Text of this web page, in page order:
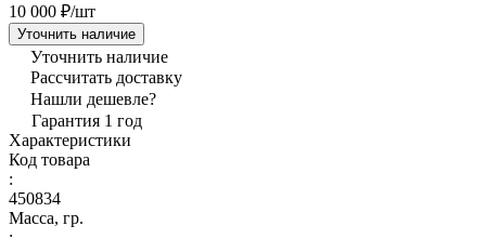
10 000 ₽/шт
Уточнить наличие
Уточнить наличие
Рассчитать доставку
Нашли дешевле?
Гарантия 1 год
Характеристики
Код товара
:
450834
Масса, гр.